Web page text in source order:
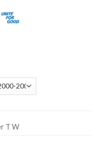
T W